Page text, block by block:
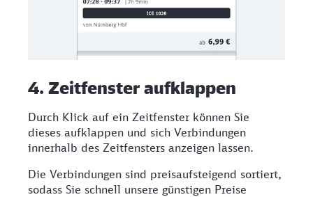
4. Zeitfenster aufklappen
Durch Klick auf ein Zeitfenster können Sie
dieses aufklappen und sich Verbindungen
innerhalb des Zeitfensters anzeigen lassen.
Die Verbindungen sind preisaufsteigend sortiert,
sodass Sie schnell unsere günstigen Preise